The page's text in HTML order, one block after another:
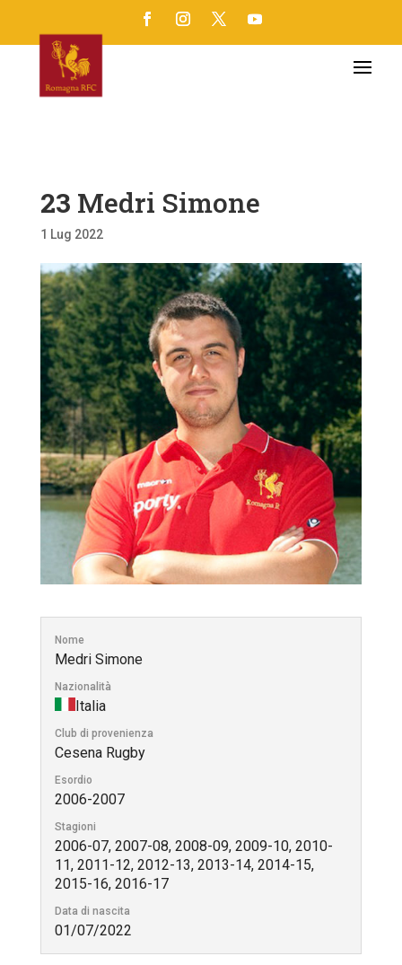
23 Medri Simone
1 Lug 2022
Nome
Medri Simone
Nazionalità
Italia
Club di provenienza
Cesena Rugby
Esordio
2006-2007
Stagioni
2006-07, 2007-08, 2008-09, 2009-10, 2010-
11, 2011-12, 2012-13, 2013-14, 2014-15,
2015-16, 2016-17
Data di nascita
01/07/2022